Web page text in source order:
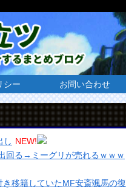
シー お問い合わせ
し NEW!
回る→ミーグリが売れるｗｗｗ
移籍していたMF安斎颯馬の復